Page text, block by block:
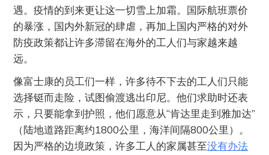
遇。疫情的到来更让这一切雪上加霜。国际航班票价
的暴涨，国内外新冠的肆虐，再加上国内严格的对外
防疫政策都让许多滞留在海外的工人们与家越来越
远。
像富士康的员工们一样，许多待不下去的工人们只能
选择铤而走险，试图偷渡逃出印尼。他们求助时还表
示，只要能拿到护照，他们愿意从“肯达里走到雅加达”
（陆地道路距离约1800公里，海洋间隔800公里）。
因为严格的边境政策，许多工人的家属甚至没有办法